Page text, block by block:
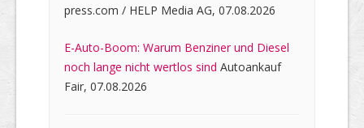
press.com / HELP Media AG, 07.08.2026
E-Auto-Boom: Warum Benziner und Diesel
noch lange nicht wertlos sind Autoankauf
Fair, 07.08.2026